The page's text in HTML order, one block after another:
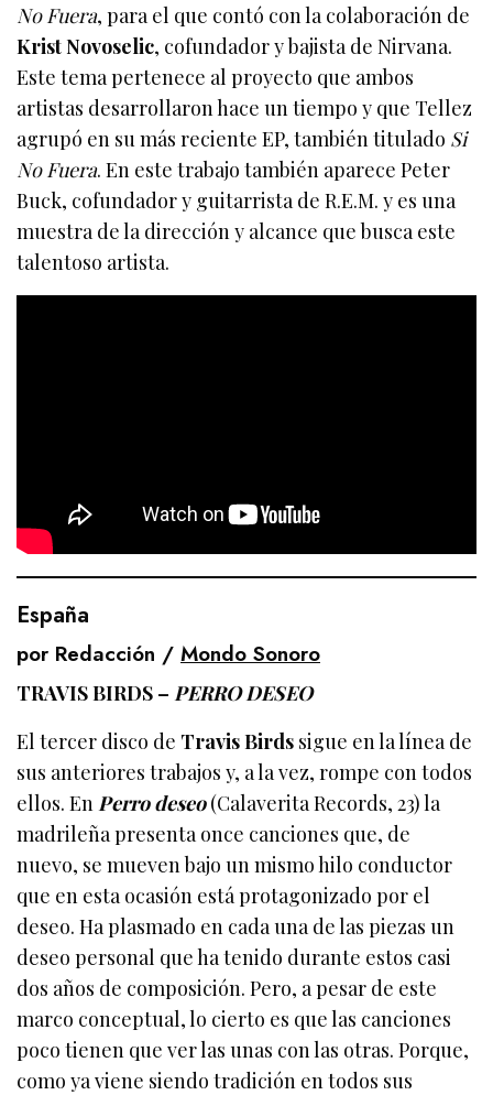
No Fuera, para el que contó con la colaboración de
Krist Novoselic, cofundador y bajista de Nirvana.
Este tema pertenece al proyecto que ambos
artistas desarrollaron hace un tiempo y que Tellez
agrupó en su más reciente EP, también titulado Si
No Fuera. En este trabajo también aparece Peter
Buck, cofundador y guitarrista de R.E.M. y es una
muestra de la dirección y alcance que busca este
talentoso artista.
España
por Redacción / Mondo Sonoro
TRAVIS BIRDS – PERRO DESEO
El tercer disco de Travis Birds sigue en la línea de
sus anteriores trabajos y, a la vez, rompe con todos
ellos. En Perro deseo(Calaverita Records, 23) la
madrileña presenta once canciones que, de
nuevo, se mueven bajo un mismo hilo conductor
que en esta ocasión está protagonizado por el
deseo. Ha plasmado en cada una de las piezas un
deseo personal que ha tenido durante estos casi
dos años de composición. Pero, a pesar de este
marco conceptual, lo cierto es que las canciones
poco tienen que ver las unas con las otras. Porque,
como ya viene siendo tradición en todos sus